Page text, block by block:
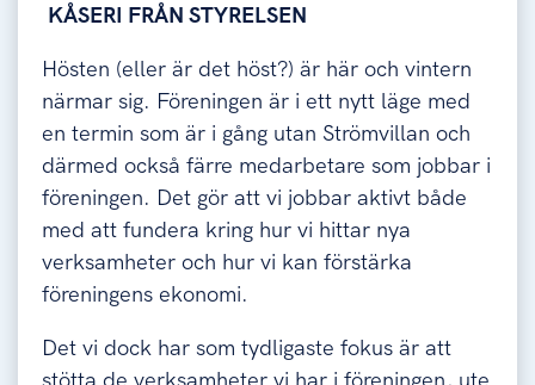
KÅSERI FRÅN STYRELSEN
Hösten (eller är det höst?) är här och vintern
närmar sig. Föreningen är i ett nytt läge med
en termin som är i gång utan Strömvillan och
därmed också färre medarbetare som jobbar i
föreningen. Det gör att vi jobbar aktivt både
med att fundera kring hur vi hittar nya
verksamheter och hur vi kan förstärka
föreningens ekonomi.
Det vi dock har som tydligaste fokus är att